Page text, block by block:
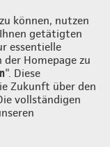
können, nutzen
getätigten
essentielle
Homepage zu
". Diese
Zukunft über den
vollständigen
Login
Beratung &